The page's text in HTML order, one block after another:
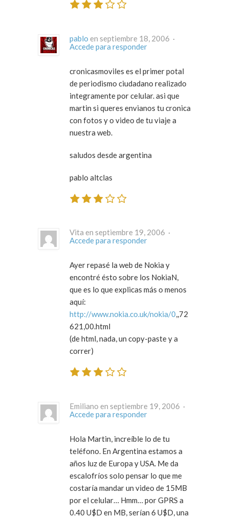
pablo
en septiembre 18, 2006 ·
Accede para responder
cronicasmoviles es el primer potal
de periodismo ciudadano realizado
integramente por celular. asi que
martin si queres envianos tu cronica
con fotos y o video de tu viaje a
nuestra web.
saludos desde argentina
pablo altclas
Vita en septiembre 19, 2006 ·
Accede para responder
Ayer repasé la web de Nokia y
encontré ésto sobre los NokiaN,
que es lo que explicas más o menos
aquí:
http://www.nokia.co.uk/nokia/0,,72
621,00.html
(de html, nada, un copy-paste y a
correr)
Emiliano en septiembre 19, 2006 ·
Accede para responder
Hola Martin, increíble lo de tu
teléfono. En Argentina estamos a
años luz de Europa y USA. Me da
escalofríos solo pensar lo que me
costaría mandar un video de 15MB
por el celular… Hmm… por GPRS a
0.40 U$D en MB, serían 6 U$D, una